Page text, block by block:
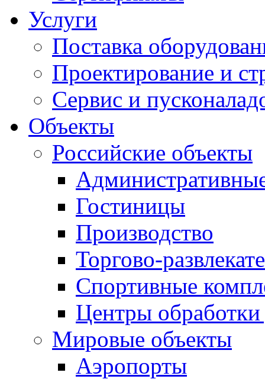
Услуги
Поставка
Проектирование и
Сервис и
Объекты
Российские объекты
Гостиницы
Производство
Торгово-
Спортивные
Центры
Мировые объекты
Аэропорты